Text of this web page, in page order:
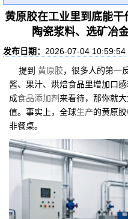
黄原胶在工业里到底能干
陶瓷浆料、选矿冶
发布日期： 2026-07-04 10:59:54
提到 黄原胶，很多人的第一
酱、果汁、烘焙食品里增加口
成食品添加剂来看待，那你就
值。事实上，全球生产的黄原
非餐桌。